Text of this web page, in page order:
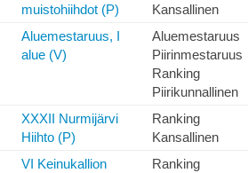
muistohiihdot (P)
Kansallinen
Aluemestaruus, I
alue (V)
Aluemestaruus
Piirinmestaruus
Ranking
Piirikunnallinen
XXXII Nurmijärvi
Hiihto (P)
Ranking
Kansallinen
VI Keinukallion
Ranking